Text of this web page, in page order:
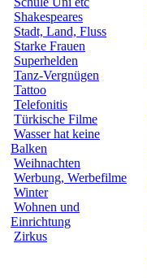
Shakespeares
Stadt, Land, Fluss
Starke Frauen
Superhelden
Tanz-Vergnügen
Tattoo
Telefonitis
Türkische Filme
Wasser hat keine
Balken
Weihnachten
Werbung, Werbefilme
Winter
Wohnen und
Einrichtung
Zirkus